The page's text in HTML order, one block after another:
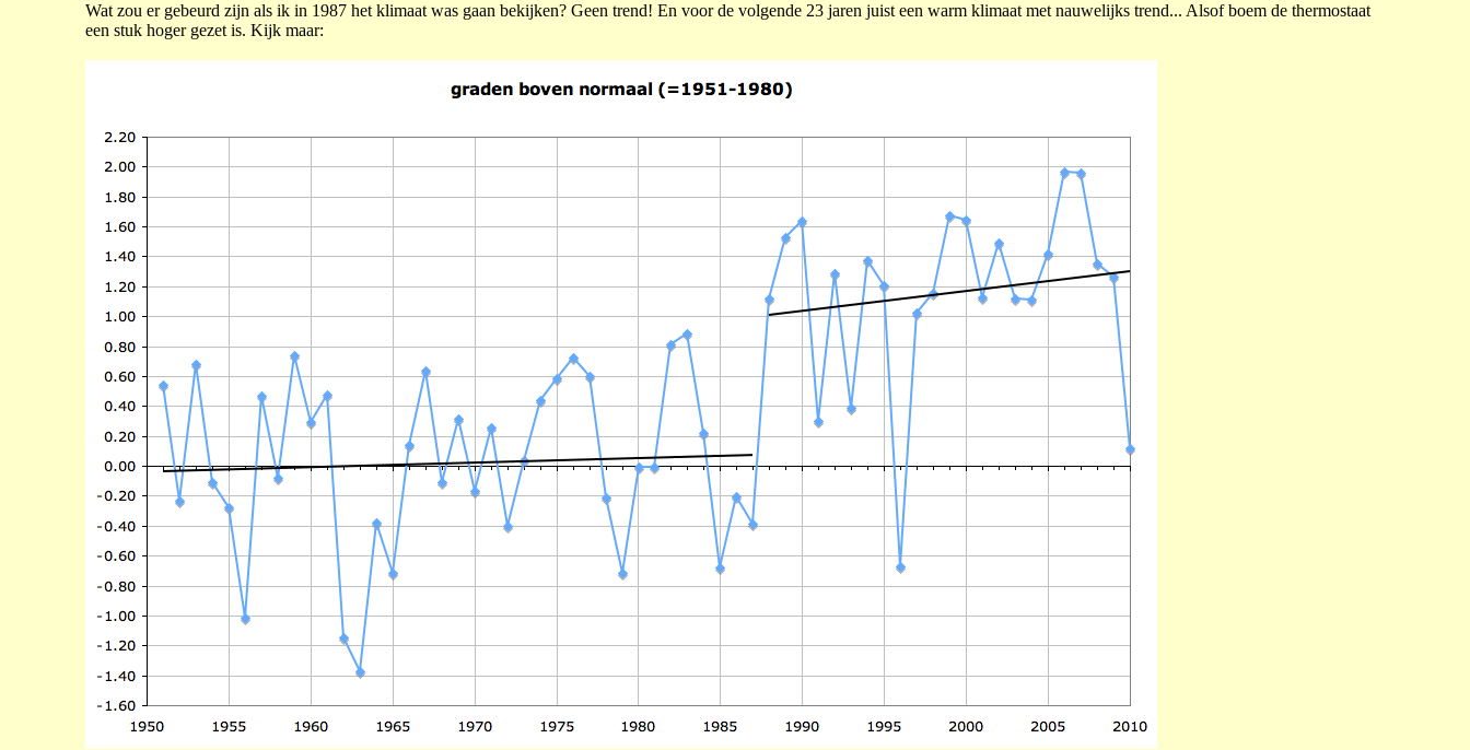
Wat zou er gebeurd zijn als ik in 1987 het klimaat was gaan bekijken? Geen trend! En voor de volgende 23 jaren juist een warm klimaat met nauwelijks trend... Alsof boem de thermostaat
een stuk hoger gezet is. Kijk maar: